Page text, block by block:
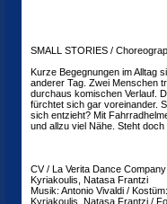
SMALL STORIES /
Kurze Begegnungen im Alltag
anderer Tag. Zwei Menschen
durchaus komischen Verlauf.
fürchtet sich gar voreinander.
sich entzieht? Mit
und allzu viel Nähe. Steht
CV / La Verita Dance
Kyriakoulis, Natasa Frantzi
Musik: Antonio Vivaldi /
Kyriakoulis, Natasa Frantzi /